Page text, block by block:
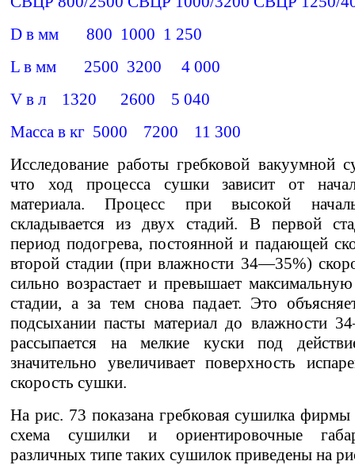
D в мм 800 1000 1 250
L в мм 2500 3200 4 000
V в л 1320 2600 5 040
Масса в кг 5000 7200 11 300
Исследование работы гребковой вакуумной
что ход процесса сушки зависит от
материала. Процесс при высокой
складывается из двух стадий. В первой
период подогрева, постоянной и падающей
второй стадии (при влажности 34—35%)
сильно возрастает и превышает
стадии, а за тем снова падает. Это
подсыхании пасты материал до влажности
рассыпается на мелкие куски под
значительно увеличивает поверхность
скорость сушки.
На рис. 73 показана гребковая сушилка
схема сушилки и ориентировочные
различных типе таких сушилок приведены на